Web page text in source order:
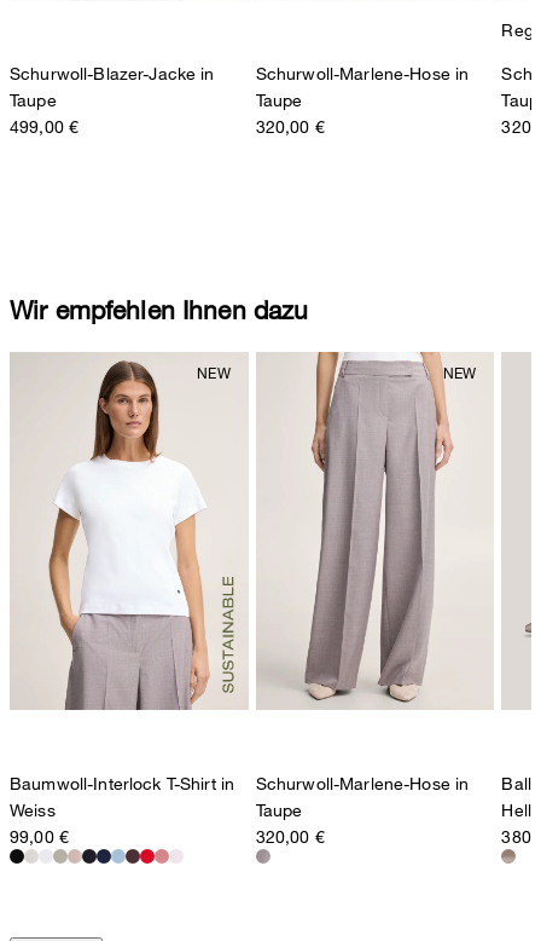
Schurwoll-Blazer-Jacke in
Taupe
499,00 €
Schurwoll-Marlene-Hose in
Taupe
320,00 €
Wir empfehlen Ihnen dazu
Baumwoll-Interlock T-Shirt in
Weiss
99,00 €
Schurwoll-Marlene-Hose in
Taupe
320,00 €